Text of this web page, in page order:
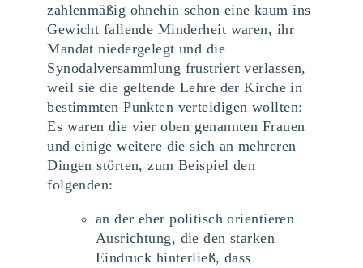
zahlenmäßig ohnehin schon eine kaum ins
Gewicht fallende Minderheit waren, ihr
Mandat niedergelegt und die
Synodalversammlung frustriert verlassen,
weil sie die geltende Lehre der Kirche in
bestimmten Punkten verteidigen wollten:
Es waren die vier oben genannten Frauen
und einige weitere die sich an mehreren
Dingen störten, zum Beispiel den
folgenden:
an der eher politisch orientieren
Ausrichtung, die den starken
Eindruck hinterließ, dass